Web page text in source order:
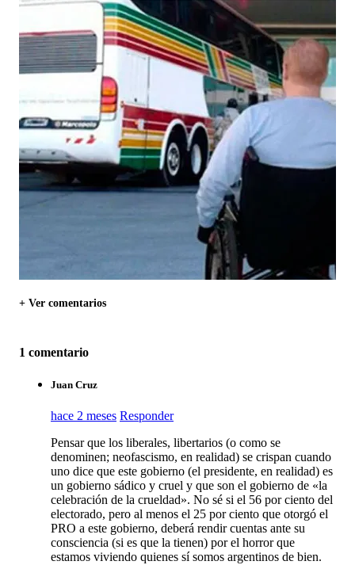
+ Ver comentarios
1 comentario
Juan Cruz
hace 2 meses Responder
Pensar que los liberales, libertarios (o como se
denominen; neofascismo, en realidad) se crispan cuando
uno dice que este gobierno (el presidente, en realidad) es
un gobierno sádico y cruel y que son el gobierno de «la
celebración de la crueldad». No sé si el 56 por ciento del
electorado, pero al menos el 25 por ciento que otorgó el
PRO a este gobierno, deberá rendir cuentas ante su
consciencia (si es que la tienen) por el horror que
estamos viviendo quienes sí somos argentinos de bien.